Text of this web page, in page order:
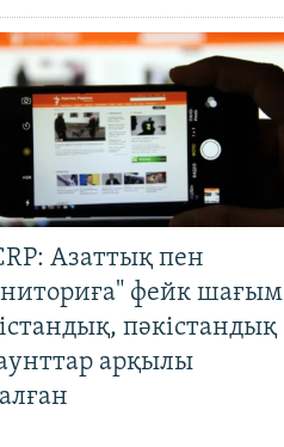
Азаттық пен
фейк шағым
пәкістандық
арқылы